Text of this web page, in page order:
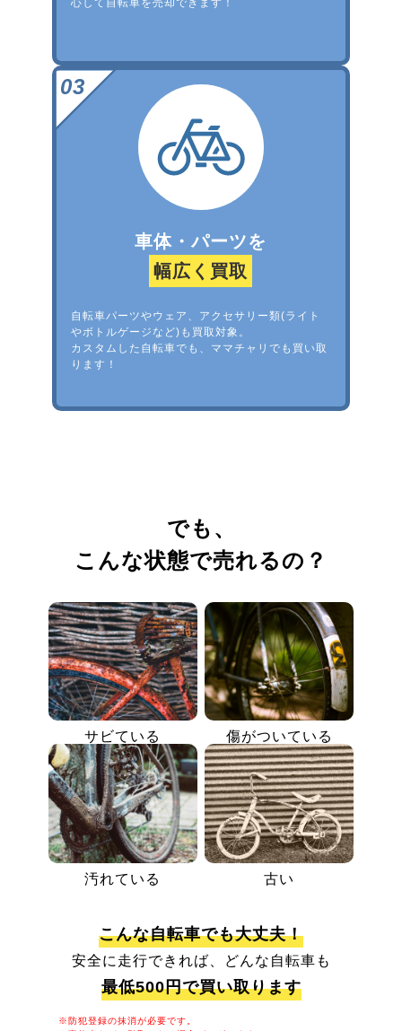
心して自転車を売却できます！
車体・パーツを
幅広く買取
自転車パーツやウェア、アクセサリー類(ライト
やボトルゲージなど)も買取対象。
カスタムした自転車でも、ママチャリでも買い取
ります！
でも、
こんな状態で売れるの？
サビている 傷がついている
汚れている 古い
こんな自転車でも大丈夫！
安全に走行できれば、どんな自転車も
最低500円で買い取ります
※防犯登録の抹消が必要です。